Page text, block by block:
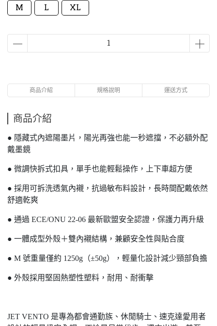
M
L XL
商品介紹 規格說明 運送方式
商品介紹
● 隱藏式內遮陽墨片，陽光再強也能一秒遮擋，不必額外配
戴墨鏡
● 微調快拆式扣具，單手也能輕鬆操作，上下車超方便
● 採用可拆洗透氣內襯，抗過敏布料設計，長時間配戴依然
舒適乾爽
● 通過 ECE/ONU 22-06 最新歐盟安全認證，保護力再升級
● 一體成型外殼＋雙內襯結構，兼顧安全性與貼合度
● M 號重量僅約 1250g（±50g），輕量化設計減少頸部負擔
● 外殼採用堅固熱塑性塑料，耐用、耐衝擊
JET VENTO 是專為都會通勤族、休閒騎士、速克達愛用者